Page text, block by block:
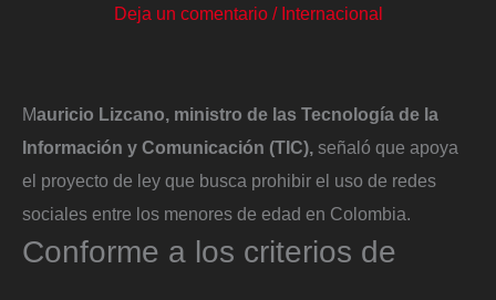
Deja un comentario / Internacional
Mauricio Lizcano, ministro de las Tecnología de la
Información y Comunicación (TIC), señaló que apoya
el proyecto de ley que busca prohibir el uso de redes
sociales entre los menores de edad en Colombia.
Conforme a los criterios de